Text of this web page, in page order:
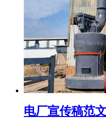
电厂宣传稿范